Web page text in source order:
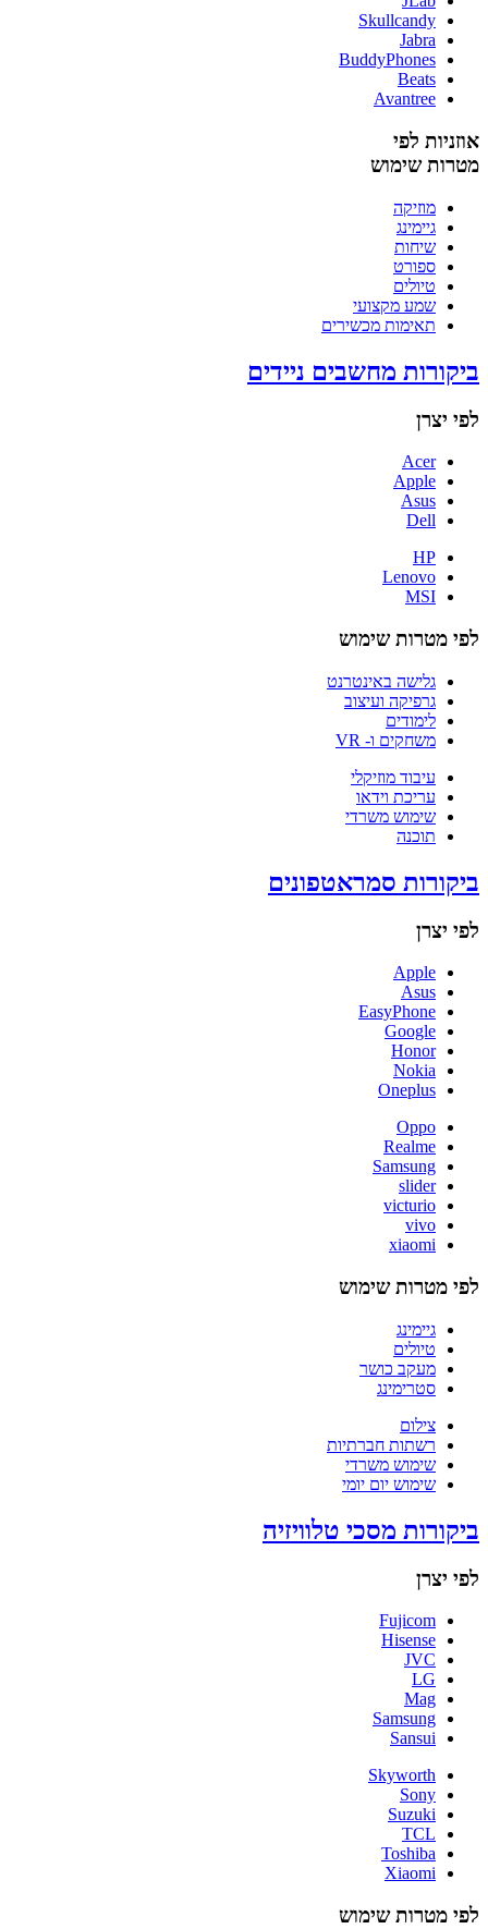
Skullcandy
Jabra
BuddyPhones
Beats
Avantree
אוזניות לפי
מטרות שימוש
מוזיקה
גיימינג
שיחות
ספורט
טיולים
שמע מקצועי
תאימות מכשירים
ביקורות מחשבים ניידים
לפי יצרן
Acer
Apple
Asus
Dell
HP
Lenovo
MSI
לפי מטרות שימוש
גלישה באינטרנט
גרפיקה ועיצוב
לימודים
משחקים ו- VR
עיבוד מוזיקלי
עריכת וידאו
שימוש משרדי
תוכנה
ביקורות סמראטפונים
לפי יצרן
Apple
Asus
EasyPhone
Google
Honor
Nokia
Oneplus
Oppo
Realme
Samsung
slider
victurio
vivo
xiaomi
לפי מטרות שימוש
גיימינג
טיולים
מעקב כושר
סטרימינג
צילום
רשתות חברתיות
שימוש משרדי
שימוש יום יומי
ביקורות מסכי טלוויזיה
לפי יצרן
Fujicom
Hisense
JVC
LG
Mag
Samsung
Sansui
Skyworth
Sony
Suzuki
TCL
Toshiba
Xiaomi
לפי מטרות שימוש